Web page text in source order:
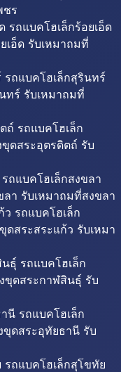
ชร
รถแบคโฮเล็กร้อยเอ็ด
เอ็ด รับเหมาถมที่
ถแบคโฮเล็กสุรินทร์
ทร์ รับเหมาถมที่
ถ์ รถแบคโฮเล็ก
ดสระอุตรดิตถ์ รับ
ถแบคโฮเล็กสงขลา
ลา รับเหมาถมที่สงขลา
ว รถแบคโฮเล็ก
ดสระสระแก้ว รับเหมา
ธุ์ รถแบคโฮเล็ก
ขุดสระกาฬสินธุ์ รับ
นี รถแบคโฮเล็ก
ขุดสระอุทัยธานี รับ
ถแบคโฮเล็กสุโขทัย